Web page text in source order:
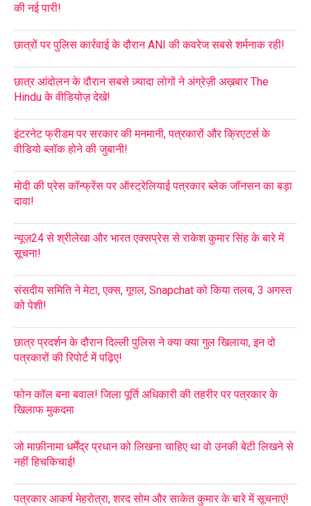
की नई पारी!
छात्रों पर पुलिस कार्रवाई के दौरान ANI की कवरेज सबसे शर्मनाक रही!
छात्र आंदोलन के दौरान सबसे ज़्यादा लोगों ने अंग्रेज़ी अख़बार The
Hindu के वीडियोज़ देखे!
इंटरनेट फ्रीडम पर सरकार की मनमानी, पत्रकारों और क्रिएटर्स के
वीडियो ब्लॉक होने की जुबानी!
मोदी की प्रेस कॉन्फ्रेंस पर ऑस्ट्रेलियाई पत्रकार ब्लेक जॉनसन का बड़ा
दावा!
न्यूज़24 से श्रीलेखा और भारत एक्सप्रेस से राकेश कुमार सिंह के बारे में
सूचना!
संसदीय समिति ने मेटा, एक्स, गूगल, Snapchat को किया तलब, 3 अगस्त
को पेशी!
छात्र प्रदर्शन के दौरान दिल्ली पुलिस ने क्या क्या गुल खिलाया, इन दो
पत्रकारों की रिपोर्ट में पढ़िए!
फोन कॉल बना बवाल! जिला पूर्ति अधिकारी की तहरीर पर पत्रकार के
खिलाफ मुकदमा
जो माफ़ीनामा धर्मेंद्र प्रधान को लिखना चाहिए था वो उनकी बेटी लिखने से
नहीं हिचकिचाई!
पत्रकार आकर्ष मेहरोत्रा, शरद सोम और साकेत कुमार के बारे में सूचनाएं!